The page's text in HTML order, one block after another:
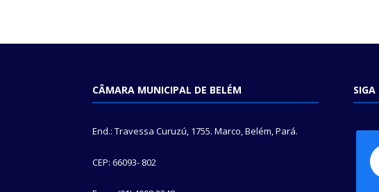
CÂMARA MUNICIPAL DE BELÉM
End.: Travessa Curuzú, 1755. Marco, Belém, Pará.
CEP: 66093- 802
SIGA